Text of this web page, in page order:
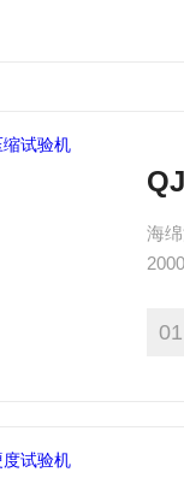
海
软
海
01